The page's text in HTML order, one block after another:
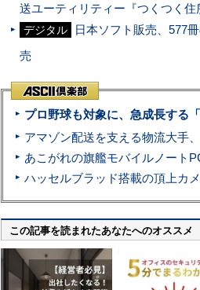
送ユーティリティー『つくつく
デジタル
日本ソフト販売、577
売
プロ野球も対象に、急成長する
この記事を読まれたあなたへのオススメ